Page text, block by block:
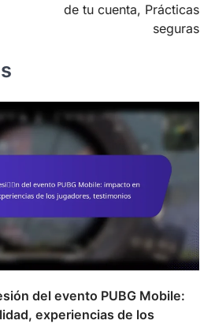
de tu cuenta, Prácticas
seguras
del evento PUBG Mobile:
experiencias de los